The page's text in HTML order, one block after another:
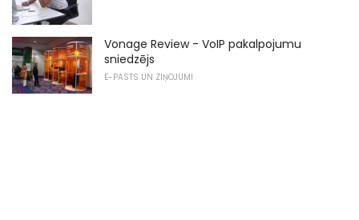
Vonage Review - VoIP pakalpojumu
sniedzējs
E-PASTS UN ZIŅOJUMI